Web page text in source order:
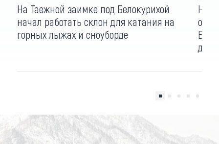
На Таежной заимке под Белокурихой
начал работать склон для катания на
горных лыжах и сноуборде
На